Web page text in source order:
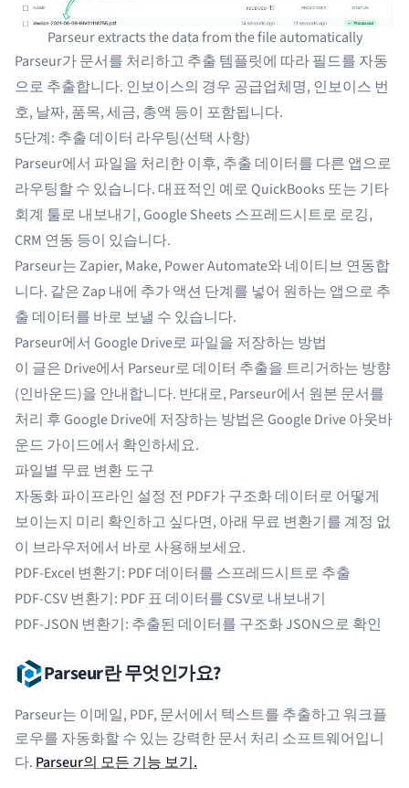
Parseur extracts the data from the file automatically
Parseur가 문서를 처리하고 추출 템플릿에 따라 필드를 자동
으로 추출합니다. 인보이스의 경우 공급업체명, 인보이스 번
호, 날짜, 품목, 세금, 총액 등이 포함됩니다.
5단계: 추출 데이터 라우팅(선택 사항)
Parseur에서 파일을 처리한 이후, 추출 데이터를 다른 앱으로
라우팅할 수 있습니다. 대표적인 예로 QuickBooks 또는 기타
회계 툴로 내보내기, Google Sheets 스프레드시트로 로깅,
CRM 연동 등이 있습니다.
Parseur는Zapier, Make, Power Automate와 네이티브 연동합
니다. 같은 Zap 내에 추가 액션 단계를 넣어 원하는 앱으로 추
출 데이터를 바로 보낼 수 있습니다.
Parseur에서 Google Drive로 파일을 저장하는 방법
이 글은 Drive에서 Parseur로 데이터 추출을 트리거하는 방향
(인바운드)을 안내합니다. 반대로, Parseur에서 원본 문서를
처리 후 Google Drive에 저장하는 방법은 Google Drive 아웃바
운드 가이드에서 확인하세요.
파일별 무료 변환 도구
자동화 파이프라인 설정 전 PDF가 구조화 데이터로 어떻게
보이는지 미리 확인하고 싶다면, 아래 무료 변환기를 계정 없
이 브라우저에서 바로 사용해보세요.
PDF-Excel 변환기: PDF 데이터를 스프레드시트로 추출
PDF-CSV 변환기: PDF 표 데이터를 CSV로 내보내기
PDF-JSON 변환기: 추출된 데이터를 구조화 JSON으로 확인
Parseur란 무엇인가요?
Parseur는 이메일, PDF, 문서에서 텍스트를 추출하고 워크플
로우를 자동화할 수 있는 강력한 문서 처리 소프트웨어입니
다. Parseur의 모든 기능 보기.